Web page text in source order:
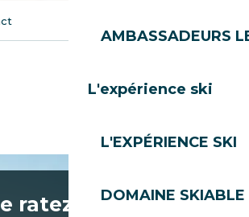
AMBASSADEURS
L'expérience ski
L'EXPÉRIENCE SKI
DOMAINE SKIABLE
ratez rien de